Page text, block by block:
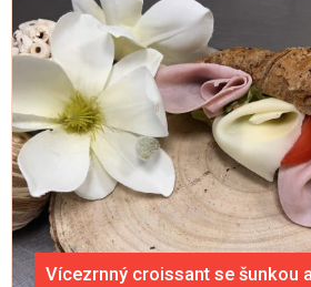
Vícezrnný croissant se šunkou